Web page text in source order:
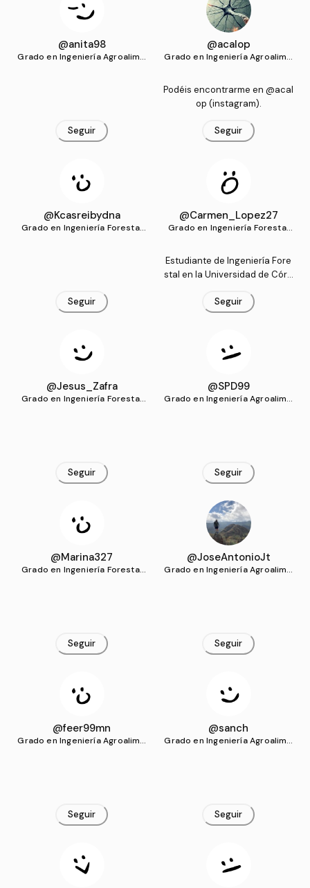
@anita98
Grado en Ingeniería Agroalime
Seguir
@acalop
Grado en Ingeniería Agroalime
Podéis encontrarme en @acal
op (instagram).
Seguir
@Kcasreibydna
Grado en Ingeniería Forestal
Seguir
@Carmen_Lopez27
Grado en Ingeniería Forestal
Estudiante de Ingeniería Fore
stal en la Universidad de Córd
Seguir
@Jesus_Zafra
Grado en Ingeniería Forestal
Seguir
@SPD99
Grado en Ingeniería Agroalime
Seguir
@Marina327
Grado en Ingeniería Forestal
Seguir
@JoseAntonioJt
Grado en Ingeniería Agroalime
Seguir
@feer99mn
Grado en Ingeniería Agroalime
Seguir
@sanch
Grado en Ingeniería Agroalime
Seguir